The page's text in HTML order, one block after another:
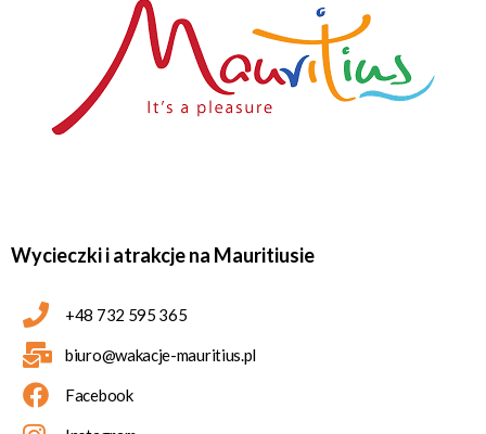
Wycieczki i atrakcje na Mauritiusie
+48 732 595 365
biuro@wakacje-mauritius.pl
Facebook